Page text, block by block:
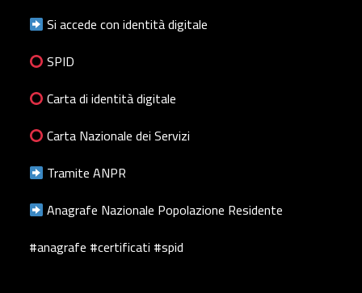
Si accede con identità digitale
SPID
Carta di identità digitale
Carta Nazionale dei Servizi
Tramite ANPR
Anagrafe Nazionale Popolazione Residente
#anagrafe #certificati #spid